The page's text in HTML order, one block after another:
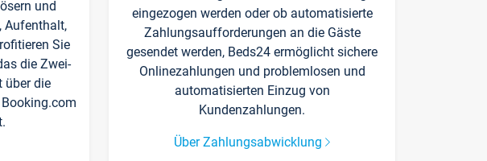
und
Aufenthalt,
Sie
die Zwei-
über die
eingezogen werden oder ob automatisierte
Zahlungsaufforderungen an die Gäste
gesendet werden, Beds24 ermöglicht sichere
Onlinezahlungen und problemlosen und
automatisierten Einzug von
Kundenzahlungen.
Über Zahlungsabwicklung